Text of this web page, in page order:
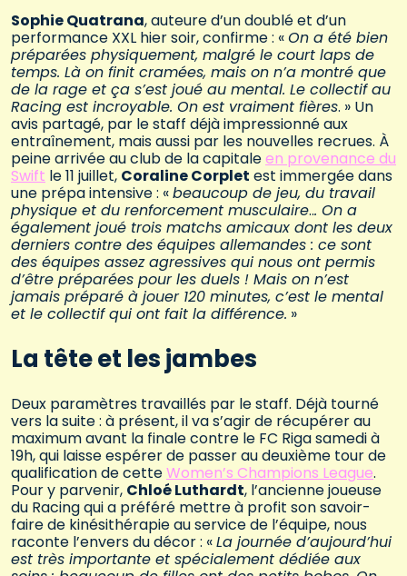
Sophie Quatrana, auteure d’un doublé et d’un
performance XXL hier soir, confirme : «On a été bien
préparées physiquement, malgré le court laps de
temps. Là on finit cramées, mais on n’a montré que
de la rage et ça s’est joué au mental. Le collectif au
Racing est incroyable. On est vraiment fières. » Un
avis partagé, par le staff déjà impressionné aux
entraînement, mais aussi par les nouvelles recrues. À
peine arrivée au club de la capitaleen provenance du
Swift le 11 juillet, Coraline Corplet est immergée dans
une prépa intensive : «beaucoup de jeu, du travail
physique et du renforcement musculaire... On a
également joué trois matchs amicaux dont les deux
derniers contre des équipes allemandes : ce sont
des équipes assez agressives qui nous ont permis
d’être préparées pour les duels ! Mais on n’est
jamais préparé à jouer 120 minutes, c’est le mental
et le collectif qui ont fait la différence. »
La tête et les jambes
Deux paramètres travaillés par le staff. Déjà tourné
vers la suite : à présent, il va s’agir de récupérer au
maximum avant la finale contre le FC Riga samedi à
19h, qui laisse espérer de passer au deuxième tour de
qualification de cetteWomen’s Champions League.
Pour y parvenir, Chloé Luthardt, l’ancienne joueuse
du Racing qui a préféré mettre à profit son savoir-
faire de kinésithérapie au service de l’équipe, nous
raconte l’envers du décor : «La journée d’aujourd’hui
est très importante et spécialement dédiée aux